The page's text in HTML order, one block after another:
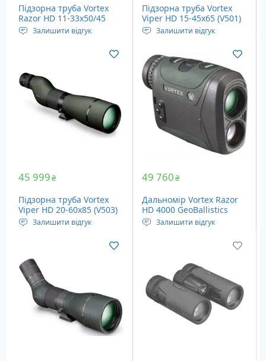
Підзорна труба Vortex
Razor HD 11-33x50/45
(RZR-50A1)
Залишити відгук
Діаметр об'єктива: 50 мм
Кратність наближення:
11х - 33х
Підзорна труба Vortex
Viper HD 15-45x65 (V501)
Залишити відгук
Діаметр об'єктива: 65 мм
Кратність наближення:
15x - 45x
45 999₴
Підзорна труба Vortex
Viper HD 20-60x85 (V503)
Залишити відгук
Діаметр об'єктива: 85 мм
Кратність наближення:
20x - 60x
49 760₴
Дальномір Vortex Razor
HD 4000 GeoBallistics
Залишити відгук
Кратність наближення:
Максимальна дальність
виміру: 3658 метрів
Діаметр об'єктива: 25 мм
Кут огляду: 6.5 °
Вага: 287 грам